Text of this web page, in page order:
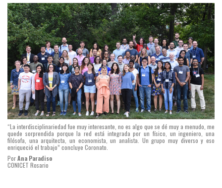
“La interdisciplinariedad fue muy interesante, no es algo que se dé muy a menudo, me
quede sorprendida porque la red está integrada por un físico, un ingeniero, una
filósofa, una arquitecta, un economista, un analista. Un grupo muy diverso y eso
enriqueció el trabajo” concluye Coronato.
PorAna Paradiso
CONICET Rosario